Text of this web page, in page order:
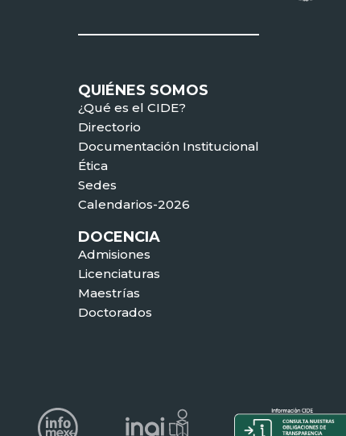
QUIÉNES SOMOS
¿Qué es el CIDE?
Directorio
Documentación Institucional
Ética
Sedes
Calendarios-2026
DOCENCIA
Admisiones
Licenciaturas
Maestrías
Doctorados